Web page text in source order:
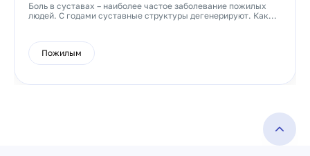
Боль в суставах – наиболее частое заболевание пожилых
людей. С годами суставные структуры дегенерируют. Как...
Пожилым